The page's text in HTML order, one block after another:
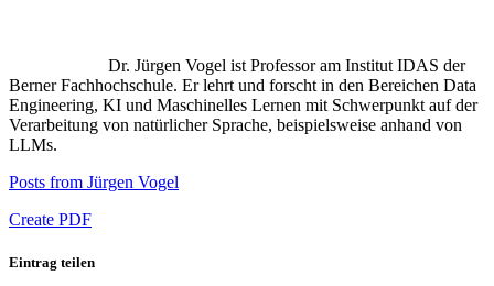
Dr. Jürgen Vogel ist Professor am Institut IDAS der
Berner Fachhochschule. Er lehrt und forscht in den Bereichen Data
Engineering, KI und Maschinelles Lernen mit Schwerpunkt auf der
Verarbeitung von natürlicher Sprache, beispielsweise anhand von
LLMs.
Posts from Jürgen Vogel
Create PDF
Eintrag teilen